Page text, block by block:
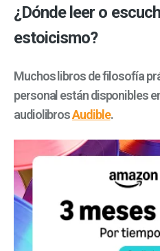
¿Dónde leer o
estoicismo?
Muchos libros de filosofía
personal están disponibles
audiolibrosAudible.